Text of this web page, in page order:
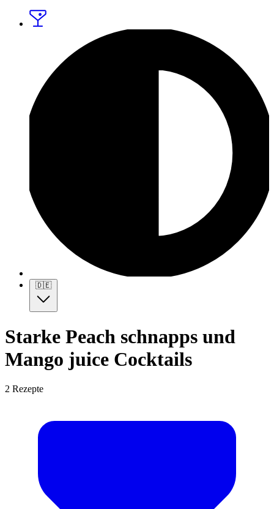
🇩🇪
Starke Peach schnapps und
Mango juice Cocktails
2 Rezepte